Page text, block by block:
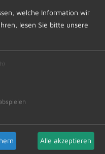
Veranstaltungstermine
welche Information wir
lesen Sie bitte unsere
Alle akzeptieren